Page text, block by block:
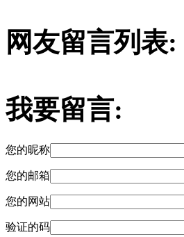
网友留言列表:
我要留言:
您的昵称
您的邮箱
您的网站
验证的码